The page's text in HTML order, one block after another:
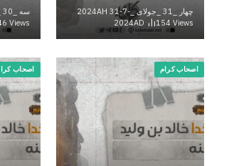
چهار _31 _جولای _2024AH 31-7-
2024AD
154Views
Views
اصحاب کرام اصحاب